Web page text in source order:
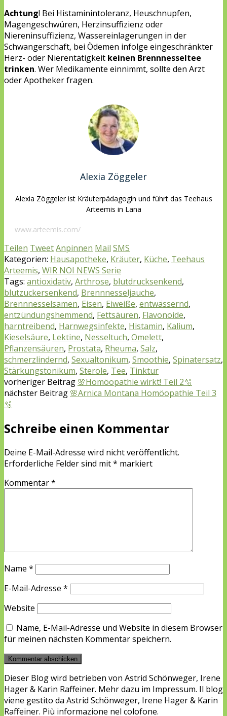
Achtung! Bei Histaminintoleranz, Heuschnupfen,
Magengeschwüren, Herzinsuffizienz oder
Niereninsuffizienz, Wassereinlagerungen in der
Schwangerschaft, bei Ödemen infolge eingeschränkter
Herz- oder Nierentätigkeit keinen Brennnesseltee
trinken. Wer Medikamente einnimmt, sollte den Arzt
oder Apotheker fragen.
Alexia Zöggeler
Alexia Zöggeler ist Kräuterpädagogin und führt das Teehaus
Arteemis in Lana
www.arteemis.com/
Teilen TweetAnpinnen Mail SMS
Kategorien: Hausapotheke, Kräuter, Küche, Teehaus
Arteemis, WIR NOI NEWS Serie
Tags: antioxidativ, Arthrose, blutdrucksenkend,
blutzuckersenkend, Brennnesseljauche,
Brennnesselsamen, Eisen, Eiweiße, entwässernd,
entzündungshemmend, Fettsäuren, Flavonoide,
harntreibend, Harnwegsinfekte, Histamin, Kalium,
Kieselsäure, Lektine, Nesseltuch, Omelett,
Pflanzensäuren, Prostata, Rheuma, Salz,
schmerzlindernd, Sexualtonikum, Smoothie, Spinatersatz,
Stärkungstonikum, Sterole, Tee, Tinktur
vorheriger Beitrag 🌸Homöopathie wirkt! Teil 2🫧
nächster Beitrag 🌸Arnica Montana Homöopathie Teil 3
🫧
Schreibe einen Kommentar
Deine E-Mail-Adresse wird nicht veröffentlicht.
Erforderliche Felder sind mit* markiert
Kommentar*
Name *
E-Mail-Adresse *
Website
Name, E-Mail-Adresse und Website in diesem Browser
für meinen nächsten Kommentar speichern.
Dieser Blog wird betrieben von Astrid Schönweger, Irene
Hager & Karin Raffeiner. Mehr dazu im Impressum. Il blog
viene gestito da Astrid Schönweger, Irene Hager & Karin
Raffeiner. Più informazione nel colofone.